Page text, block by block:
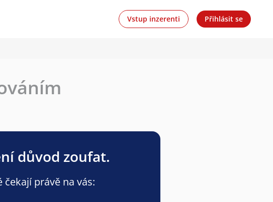
Vstup inzerenti Přihlásit se
důvod zoufat.
právě na vás: